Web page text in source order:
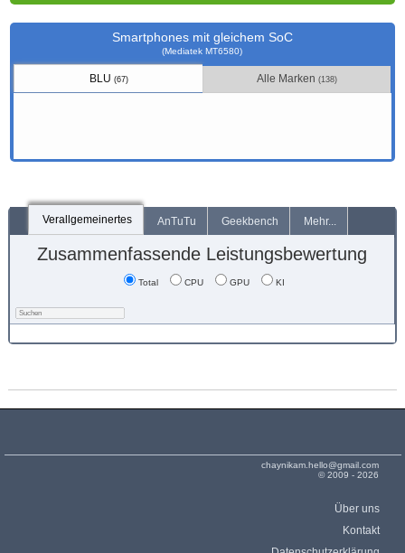
Smartphones mit gleichem SoC
(Mediatek MT6580)
BLU (67) Alle Marken(138)
Verallgemeinertes AnTuTu Geekbench Mehr...
Zusammenfassende Leistungsbewertung
Total CPU GPU KI
chaynikam.hello@gmail.com
© 2009 - 2026
Über uns
Kontakt